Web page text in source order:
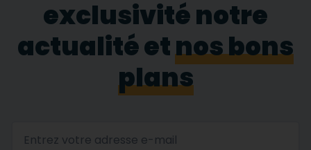
exclusivité notre
actualité etnos bons
plans